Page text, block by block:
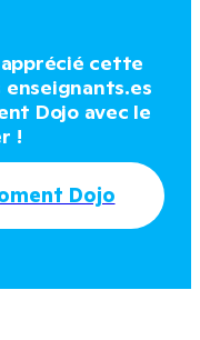
cette
Dojo avec le
!
Dojo